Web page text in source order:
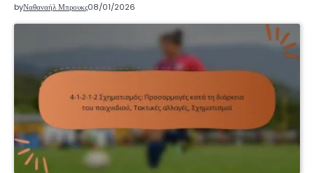
byΝαθαναήλ Μπρουκς08/01/2026